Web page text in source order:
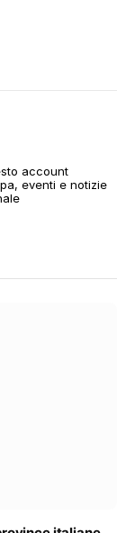
account
eventi e notizie